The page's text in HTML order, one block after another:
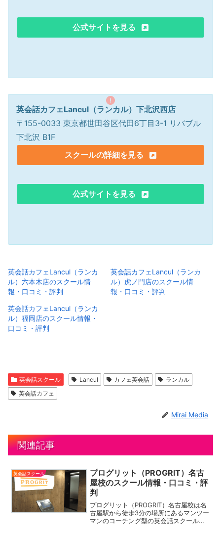
公式サイトを見る
英会話カフェLancul（ランカル）下北沢西店
〒155-0033 東京都世田谷区代田6丁目3-1 リバブル
下北沢 B1F
スクールの詳細を見る
公式サイトを見る
英会話カフェLancul（ランカ
ル）六本木店のスクール情
報・口コミ・評判
英会話カフェLancul（ランカ
ル）虎ノ門店のスクール情
報・口コミ・評判
英会話カフェLancul（ランカ
ル）福岡店のスクール情報・
口コミ・評判
英会話スクール Lancul カフェ英会話
ランカル
英会話カフェ
Mirai Media
関連記事
英会話スクール
プログリット（PROGRIT）名古
屋校のスクール情報・口コミ・評
判
プログリット（PROGRIT）名古屋校は名
古屋駅から徒歩3分の場所にあるマンツー
マンのコーチング型の英会話スクールで